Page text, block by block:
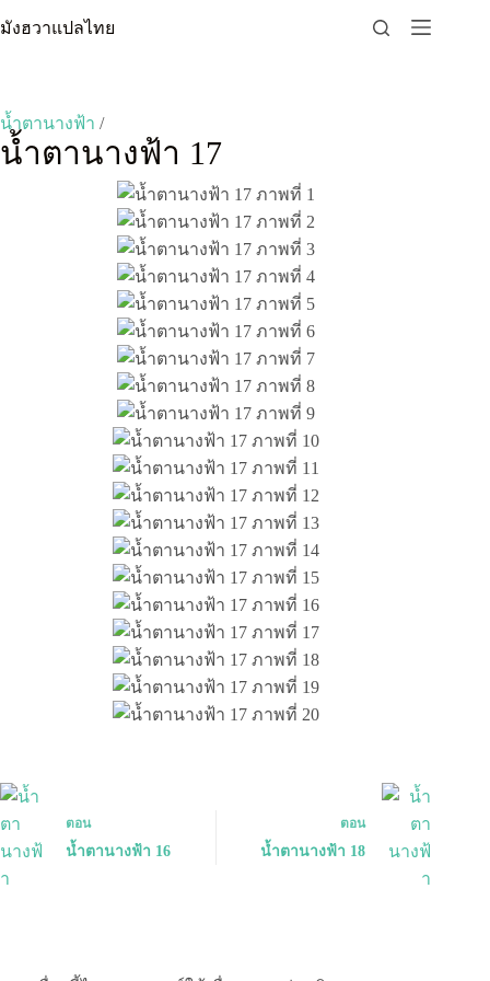
to
มังฮวาแปลไทย
น้ำตานางฟ้า /
น้ำตานางฟ้า 17
ตอน
น้ำตานางฟ้า 16
ตอน
น้ำตานางฟ้า 18